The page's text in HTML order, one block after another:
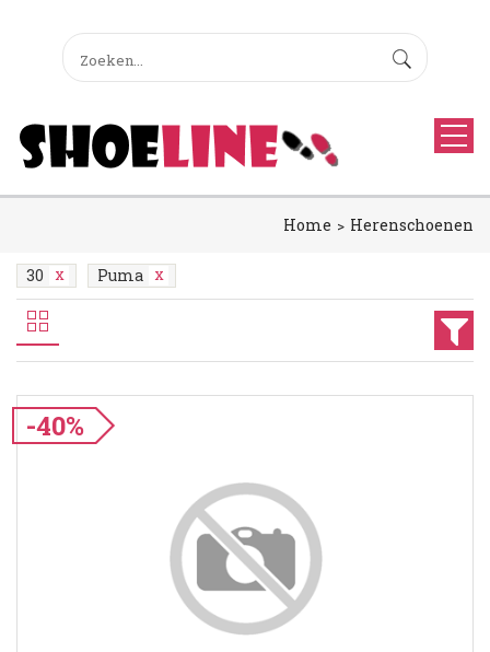
Home Herenschoenen
30 Puma
-40%